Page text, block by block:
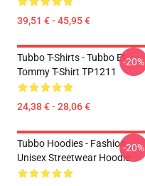
39,51 € - 45,95 €
Tubbo T-Shirts - Tubbo Et
Tommy T-Shirt TP1211
24,38 € - 28,06 €
-20%
Tubbo Hoodies - Fashion
Unisex Streetwear Hoodie
-20%